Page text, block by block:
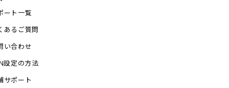
ート一覧
あるご質問
い合わせ
設定の方法
サポート